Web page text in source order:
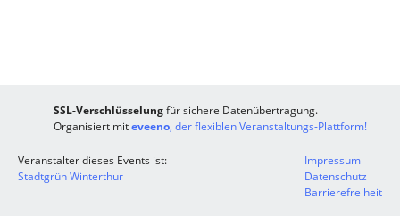
SSL-Verschlüsselungfür sichere Datenübertragung.
Organisiert miteveeno, der flexiblen Veranstaltungs-Plattform!
Veranstalter dieses Events ist:
Stadtgrün Winterthur
Impressum
Datenschutz
Barrierefreiheit